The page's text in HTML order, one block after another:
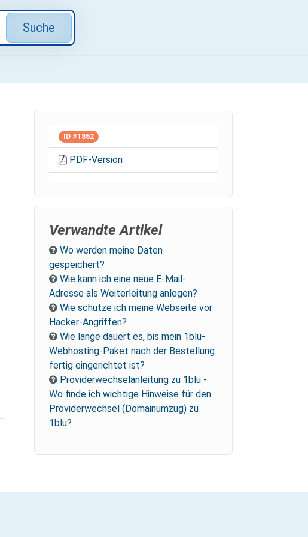
Suche
ID #1862
PDF-Version
Verwandte Artikel
Wo werden meine Daten
gespeichert?
Wie kann ich eine neue E-Mail-
Adresse als Weiterleitung anlegen?
Wie schütze ich meine Webseite vor
Hacker-Angriffen?
Wie lange dauert es, bis mein 1blu-
Webhosting-Paket nach der Bestellung
fertig eingerichtet ist?
Providerwechselanleitung zu 1blu -
Wo finde ich wichtige Hinweise für den
Providerwechsel (Domainumzug) zu
1blu?